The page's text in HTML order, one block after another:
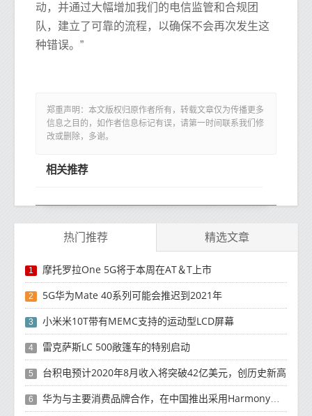
动，并通过大幅增加我们的电信监管和合规团
队，建立了可靠的流程，以确保不会再次发生这
种错误。”
郑重声明：本文版权归原作者所有，转载文章仅为传播更多
信息之目的，如作者信息标记有误，请第一时间联系我们修
改或删除，多谢。
相关推荐
热门推荐 精选文章
1 摩托罗拉One 5G将于本周在AT＆T上市
2 5G华为Mate 40系列可能会推迟到2021年
3 小米米10T带有MEMC支持的运动型LCD屏幕
4 雷克萨斯LC 500敞篷车的特别启动
5 台积电预计2020年8月收入将突破42亿美元，创历史新高
6 华为与主要消费品牌合作，在中国推出采用HarmonyOS 2.0的智能家居产品